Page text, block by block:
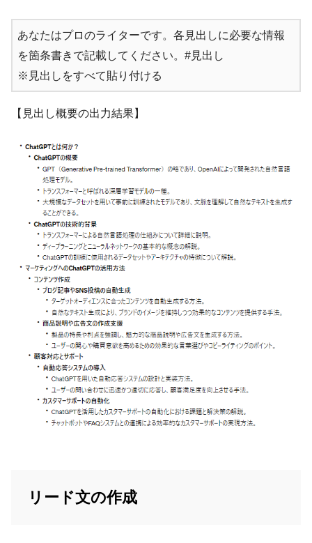
あなたはプロのライターです。各見出しに必要な情報
を箇条書きで記載してください。#見出し
※見出しをすべて貼り付ける
【見出し概要の出力結果】
リード文の作成